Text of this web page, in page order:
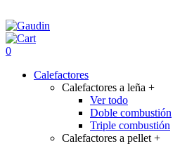
0
Calefactores
Calefactores a leña +
Ver todo
Doble combustión
Triple combustión
Calefactores a pellet +